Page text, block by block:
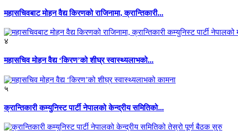
महासचिवबाट मोहन वैद्य किरणको राजिनामा, क्रान्तिकारी...
४
महासचिव मोहन वैद्य ‘किरण’को शीघ्र स्वास्थ्यलाभको...
५
क्रान्तिकारी कम्युनिस्ट पार्टी नेपालको केन्द्रीय समितिको...